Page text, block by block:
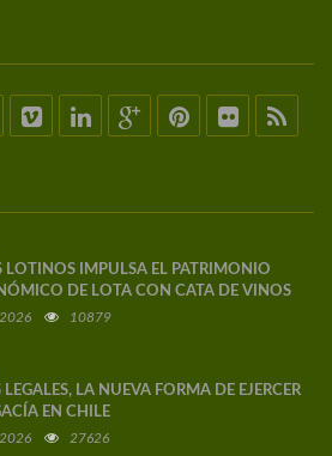
LOTINOS IMPULSA EL PATRIMONIO
DE LOTA CON CATA DE VINOS
10879
LEGALES, LA NUEVA FORMA DE EJERCER
EN CHILE
27626